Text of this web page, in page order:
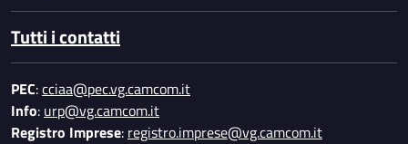
Tutti i contatti
PEC:cciaa@pec.vg.camcom.it
Info: urp@vg.camcom.it
Registro Imprese: registro.imprese@vg.camcom.it